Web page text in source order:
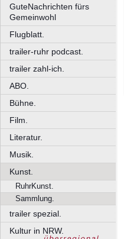
GuteNachrichten fürs
Gemeinwohl
Flugblatt.
trailer-ruhr podcast.
trailer zahl-ich.
ABO.
Bühne.
Film.
Literatur.
Musik.
Kunst.
RuhrKunst.
Sammlung.
trailer spezial.
Kultur in NRW.